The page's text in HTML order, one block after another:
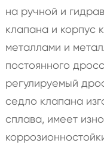
на ручной и
клапана и корпус
металлами и
постоянного
регулируемый
седло клапана
сплава, имеет